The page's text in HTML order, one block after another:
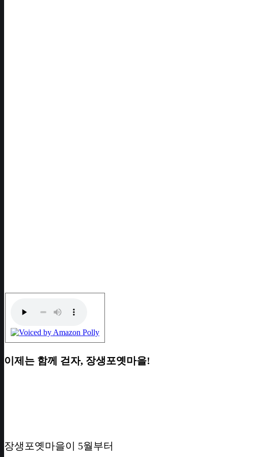
이제는 함께 걷자, 장생포옛마을!
장생포옛마을이 5월부터